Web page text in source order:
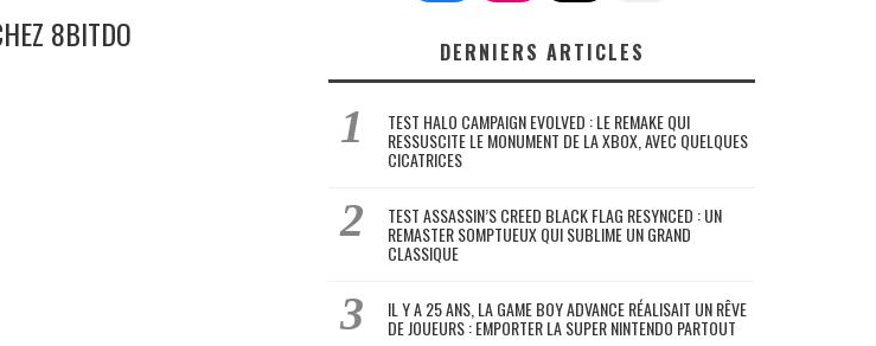
8BITDO DERNIERS ARTICLES
TEST HALO CAMPAIGN EVOLVED : LE REMAKE QUI
RESSUSCITE LE MONUMENT DE LA XBOX, AVEC QUELQUES
CICATRICES
TEST ASSASSIN’S CREED BLACK FLAG RESYNCED : UN
REMASTER SOMPTUEUX QUI SUBLIME UN GRAND
CLASSIQUE
IL Y A 25 ANS, LA GAME BOY ADVANCE RÉALISAIT UN RÊVE
DE JOUEURS : EMPORTER LA SUPER NINTENDO PARTOUT